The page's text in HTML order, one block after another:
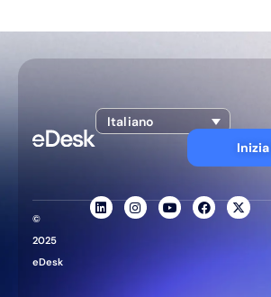
Italiano
©
2025
eDesk